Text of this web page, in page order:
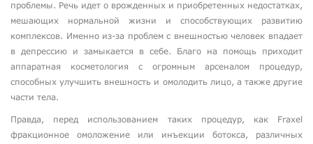
проблемы. Речь идет о врожденных и приобретенных недостатках,
мешающих нормальной жизни и способствующих развитию
комплексов. Именно из-за проблем с внешностью человек впадает
в депрессию и замыкается в себе. Благо на помощь приходит
аппаратная косметология с огромным арсеналом процедур,
способных улучшить внешность и омолодить лицо, а также другие
части тела.
Правда, перед использованием таких процедур, как Fraxel
фракционное омоложение или инъекции ботокса, различных